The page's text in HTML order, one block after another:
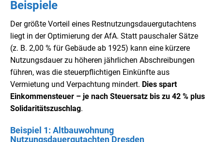
Beispiele
Der größte Vorteil eines Restnutzungsdauergutachtens
liegt in der Optimierung der AfA. Statt pauschaler Sätze
(z. B. 2,00 % für Gebäude ab 1925) kann eine kürzere
Nutzungsdauer zu höheren jährlichen Abschreibungen
führen, was die steuerpflichtigen Einkünfte aus
Vermietung und Verpachtung mindert. Dies spart
Einkommensteuer – je nach Steuersatz bis zu 42 % plus
Solidaritätszuschlag.
Beispiel 1: Altbauwohnung
Nutzungsdauergutachten Dresden